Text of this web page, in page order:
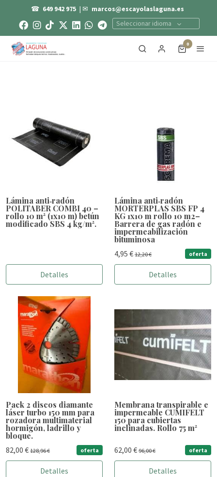
☎ 649 942 975 | ✉ marcos@escayolaslaguna.es
Seleccionar idioma
0
Lámina anti‑radón
POLITABER COMBI 40 –
rollo 10 m² (1x10 m) betún
modificado SBS 4 kg/m².
Detalles
Lámina anti‑radón
MORTERPLAS SBS FP 4
KG 1x10 m rollo 10 m2–
Barrera de gas radón e
impermeabilización
bituminosa
4,95 € 12,20 € oferta
Detalles
Pack 2 discos diamante
láser turbo 150 mm para
rozadora multimaterial
hormigón, ladrillo y
bloque.
82,00 € 128,96 € oferta
Detalles
Membrana transpirable e
impermeable CUMIFELT
150 para cubiertas
inclinadas. Rollo 75 m²
62,00 € 96,00 € oferta
Detalles